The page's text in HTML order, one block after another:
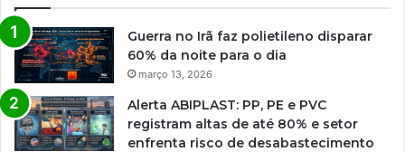
Guerra no Irã faz polietileno disparar
60% da noite para o dia
março 13, 2026
Alerta ABIPLAST: PP, PE e PVC
registram altas de até 80% e setor
enfrenta risco de desabastecimento